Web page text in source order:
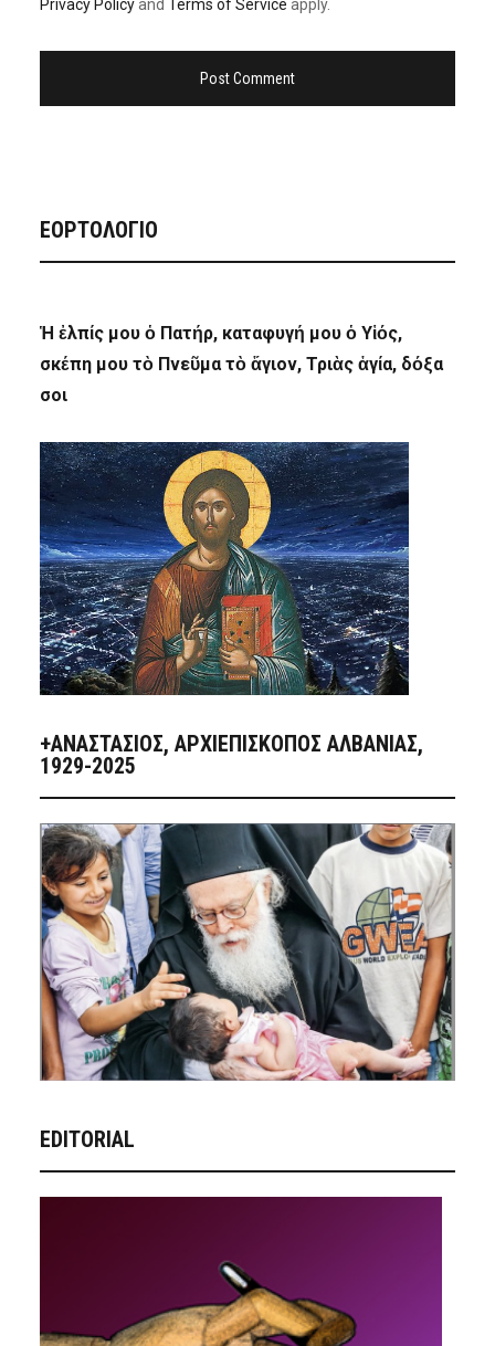
Privacy Policyand Terms of Service apply.
ΕΟΡΤΟΛΟΓΙΟ
Ἡ ἐλπίς μου ὁ Πατήρ, καταφυγή μου ὁ Υἱός,
σκέπη μου τὸ Πνεῦμα τὸ ἅγιον, Τριὰς ἁγία, δόξα
σοι
+ΑΝΑΣΤΆΣΙΟΣ, ΑΡΧΙΕΠΊΣΚΟΠΟΣ ΑΛΒΑΝΊΑΣ,
1929-2025
EDITORIAL